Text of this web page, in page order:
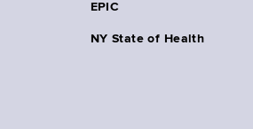
EPIC
NY State of Health